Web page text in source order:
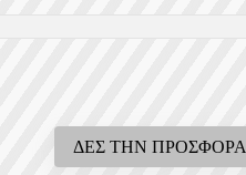
ΔΕΣ ΤΗΝ ΠΡΟΣΦΟΡΑ